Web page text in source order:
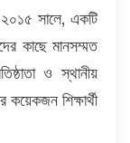
২০১৫ সালে, একটি
কাছে মানসম্মত
ও স্থানীয়
কয়েকজন শিক্ষার্থী